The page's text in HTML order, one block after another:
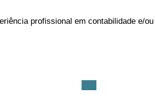
profissional em contabilidade e/ou